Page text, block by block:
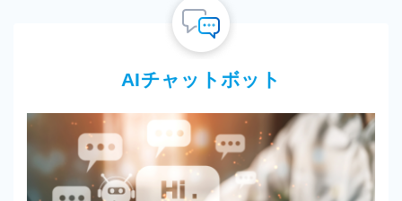
学習の意義や目的を見失わずに、学習を続けることができ
受講中の不安やストレスを軽減することができます。
自分に合った学習方法やペースを見つけることができま
す。
2023年7月に受講を開始した方のうち、学習サポートを提供した方・提
供していない方の修了率を比較した結果
面談やチャットの頻度は受講コースや学習状況により異なります。
教科書・課題に関するサポートは行いません。教科書・課題に関するご
相談はレッスンをご利用いただきます。
AIチャットボット